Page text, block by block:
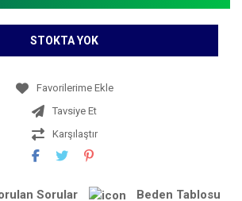
STOKTA YOK
Tavsiye Et
Karşılaştır
Sorular Beden Tablosu